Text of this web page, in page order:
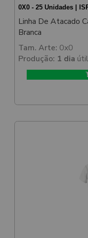
0X0 - 25 Unidades |
Linha De Atacado
Branca
Tam. Arte: 0x0
Produção: 1 dia útil